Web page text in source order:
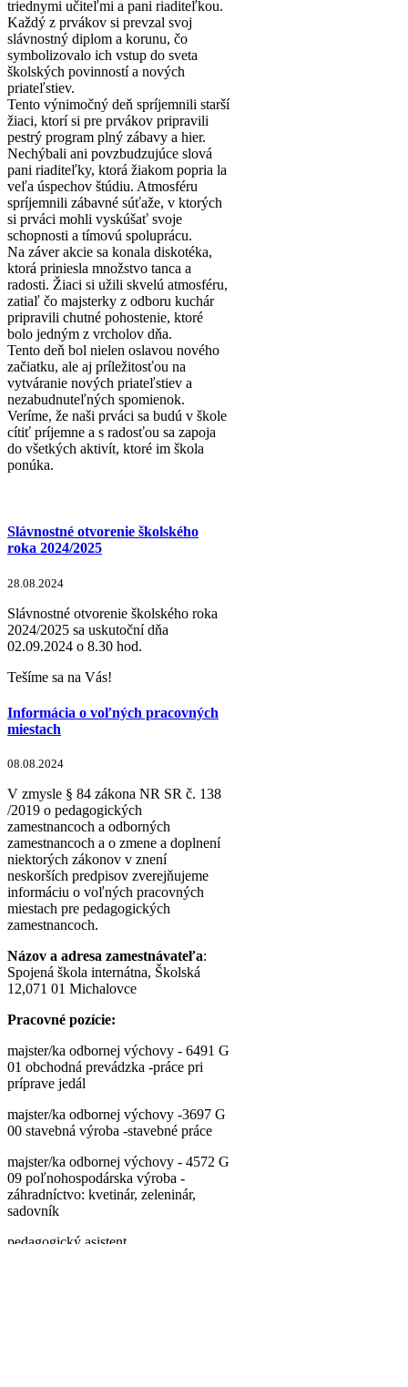
triednymi učiteľmi a pani riaditeľkou.
Každý z prvákov si prevzal svoj
slávnostný diplom a korunu, čo
symbolizovalo ich vstup do sveta
školských povinností a nových
priateľstiev.
Tento výnimočný deň spríjemnili starší
žiaci, ktorí si pre prvákov pripravili
pestrý program plný zábavy a hier.
Nechýbali ani povzbudzujúce slová
pani riaditeľky, ktorá žiakom popria la
veľa úspechov štúdiu. Atmosféru
spríjemnili zábavné súťaže, v ktorých
si prváci mohli vyskúšať svoje
schopnosti a tímovú spoluprácu.
Na záver akcie sa konala diskotéka,
ktorá priniesla množstvo tanca a
radosti. Žiaci si užili skvelú atmosféru,
zatiaľ čo majsterky z odboru kuchár
pripravili chutné pohostenie, ktoré
bolo jedným z vrcholov dňa.
Tento deň bol nielen oslavou nového
začiatku, ale aj príležitosťou na
vytváranie nových priateľstiev a
nezabudnuteľných spomienok.
Veríme, že naši prváci sa budú v škole
cítiť príjemne a s radosťou sa zapoja
do všetkých aktivít, ktoré im škola
ponúka.
Slávnostné otvorenie školského
roka 2024/2025
28.08.2024
Slávnostné otvorenie školského roka
2024/2025 sa uskutoční dňa
02.09.2024 o 8.30 hod.
Tešíme sa na Vás!
Informácia o voľných pracovných
miestach
08.08.2024
V zmysle § 84 zákona NR SR č. 138
/2019 o pedagogických
zamestnancoch a odborných
zamestnancoch a o zmene a doplnení
niektorých zákonov v znení
neskorších predpisov zverejňujeme
informáciu o voľných pracovných
miestach pre pedagogických
zamestnancoch.
Názov a adresa zamestnávateľa:
Spojená škola internátna, Školská
12,071 01 Michalovce
Pracovné pozície:
majster/ka odbornej výchovy - 6491 G
01 obchodná prevádzka -práce pri
príprave jedál
majster/ka odbornej výchovy -3697 G
00 stavebná výroba -stavebné práce
majster/ka odbornej výchovy - 4572 G
09 poľnohospodárska výroba -
záhradníctvo: kvetinár, zeleninár,
sadovník
pedagogický asistent